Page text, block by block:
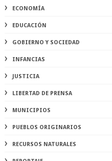
ECONOMÍA
EDUCACIÓN
GOBIERNO Y SOCIEDAD
INFANCIAS
JUSTICIA
LIBERTAD DE PRENSA
MUNICIPIOS
PUEBLOS ORIGINARIOS
RECURSOS NATURALES